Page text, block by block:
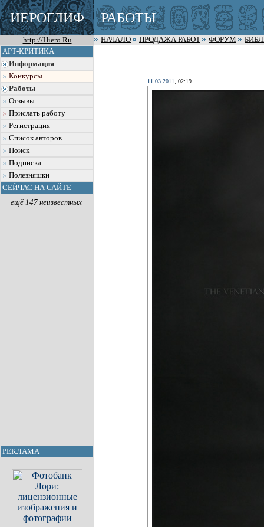
ИЕРОГЛИФ РАБОТЫ
http://Hiero.Ru НАЧАЛО ПРОДАЖА РАБОТ ФОРУМ
АРТ-КРИТИКА
Информация
Конкурсы
Работы
Отзывы
Прислать работу
Регистрация
Список авторов
Поиск
Подписка
Полезняшки
СЕЙЧАС НА САЙТЕ
+ ещё 147 неизвестных
РЕКЛАМА
11.03.2011 , 02:19